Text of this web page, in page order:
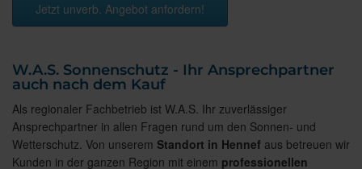
Jetzt unverb. Angebot anfordern!
W.A.S. Sonnenschutz - Ihr Ansprechpartner
auch nach dem Kauf
Als regionaler Fachbetrieb ist W.A.S. Ihr zuverlässiger
Ansprechpartner in allen Fragen rund um den Sonnen- und
Wetterschutz. Von unserem Standort in Hennef aus betreuen wir
Kunden in der ganzen Region mit einem professionellen